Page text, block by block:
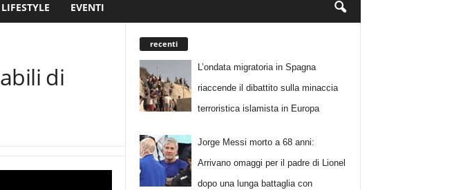
LIFESTYLE EVENTI
di
recenti
L’ondata migratoria in Spagna
riaccende il dibattito sulla minaccia
terroristica islamista in Europa
Jorge Messi morto a 68 anni:
Arrivano omaggi per il padre di Lionel
dopo una lunga battaglia con